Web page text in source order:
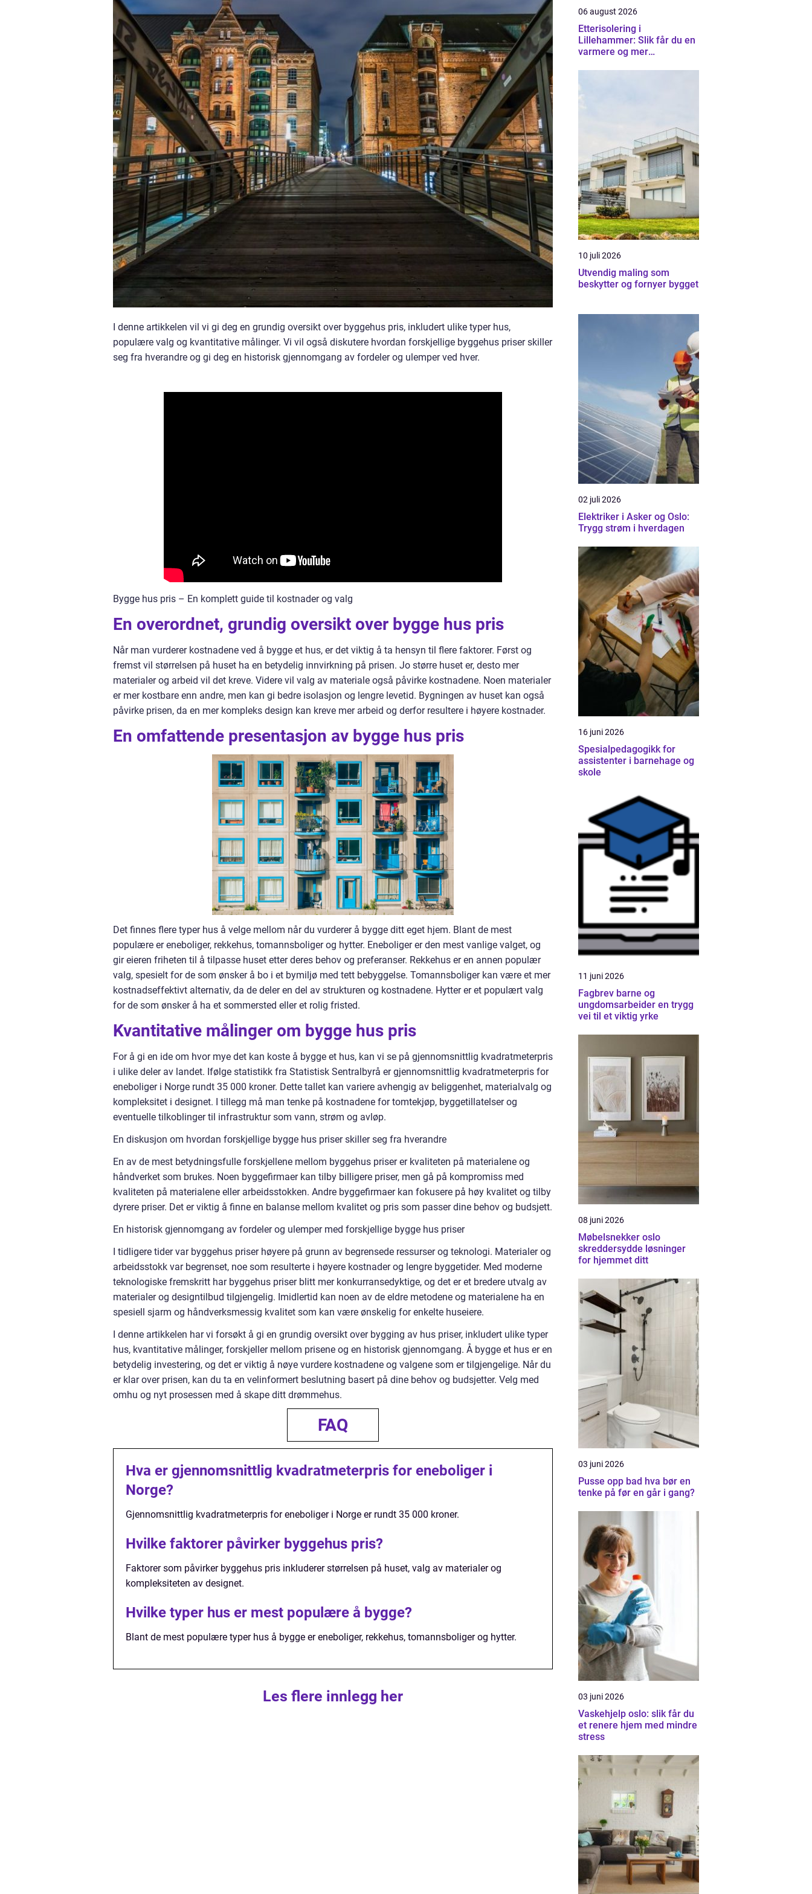
I denne artikkelen vil vi gi deg en grundig oversikt over byggehus pris, inkludert ulike typer hus,
populære valg og kvantitative målinger. Vi vil også diskutere hvordan forskjellige byggehus priser skiller
seg fra hverandre og gi deg en historisk gjennomgang av fordeler og ulemper ved hver.
Bygge hus pris – En komplett guide til kostnader og valg
En overordnet, grundig oversikt over bygge hus pris
Når man vurderer kostnadene ved å bygge et hus, er det viktig å ta hensyn til flere faktorer. Først og
fremst vil størrelsen på huset ha en betydelig innvirkning på prisen. Jo større huset er, desto mer
materialer og arbeid vil det kreve. Videre vil valg av materiale også påvirke kostnadene. Noen materialer
er mer kostbare enn andre, men kan gi bedre isolasjon og lengre levetid. Bygningen av huset kan også
påvirke prisen, da en mer kompleks design kan kreve mer arbeid og derfor resultere i høyere kostnader.
En omfattende presentasjon av bygge hus pris
Det finnes flere typer hus å velge mellom når du vurderer å bygge ditt eget hjem. Blant de mest
populære er eneboliger, rekkehus, tomannsboliger og hytter. Eneboliger er den mest vanlige valget, og
gir eieren friheten til å tilpasse huset etter deres behov og preferanser. Rekkehus er en annen populær
valg, spesielt for de som ønsker å bo i et bymiljø med tett bebyggelse. Tomannsboliger kan være et mer
kostnadseffektivt alternativ, da de deler en del av strukturen og kostnadene. Hytter er et populært valg
for de som ønsker å ha et sommersted eller et rolig fristed.
Kvantitative målinger om bygge hus pris
For å gi en ide om hvor mye det kan koste å bygge et hus, kan vi se på gjennomsnittlig kvadratmeterpris
i ulike deler av landet. Ifølge statistikk fra Statistisk Sentralbyrå er gjennomsnittlig kvadratmeterpris for
eneboliger i Norge rundt 35 000 kroner. Dette tallet kan variere avhengig av beliggenhet, materialvalg og
kompleksitet i designet. I tillegg må man tenke på kostnadene for tomtekjøp, byggetillatelser og
eventuelle tilkoblinger til infrastruktur som vann, strøm og avløp.
En diskusjon om hvordan forskjellige bygge hus priser skiller seg fra hverandre
En av de mest betydningsfulle forskjellene mellom byggehus priser er kvaliteten på materialene og
håndverket som brukes. Noen byggefirmaer kan tilby billigere priser, men gå på kompromiss med
kvaliteten på materialene eller arbeidsstokken. Andre byggefirmaer kan fokusere på høy kvalitet og tilby
dyrere priser. Det er viktig å finne en balanse mellom kvalitet og pris som passer dine behov og budsjett.
En historisk gjennomgang av fordeler og ulemper med forskjellige bygge hus priser
I tidligere tider var byggehus priser høyere på grunn av begrensede ressurser og teknologi. Materialer og
arbeidsstokk var begrenset, noe som resulterte i høyere kostnader og lengre byggetider. Med moderne
teknologiske fremskritt har byggehus priser blitt mer konkurransedyktige, og det er et bredere utvalg av
materialer og designtilbud tilgjengelig. Imidlertid kan noen av de eldre metodene og materialene ha en
spesiell sjarm og håndverksmessig kvalitet som kan være ønskelig for enkelte huseiere.
I denne artikkelen har vi forsøkt å gi en grundig oversikt over bygging av hus priser, inkludert ulike typer
hus, kvantitative målinger, forskjeller mellom prisene og en historisk gjennomgang. Å bygge et hus er en
betydelig investering, og det er viktig å nøye vurdere kostnadene og valgene som er tilgjengelige. Når du
er klar over prisen, kan du ta en velinformert beslutning basert på dine behov og budsjetter. Velg med
omhu og nyt prosessen med å skape ditt drømmehus.
FAQ
Hva er gjennomsnittlig kvadratmeterpris for eneboliger i
Norge?
Gjennomsnittlig kvadratmeterpris for eneboliger i Norge er rundt 35 000 kroner.
Hvilke faktorer påvirker byggehus pris?
Faktorer som påvirker byggehus pris inkluderer størrelsen på huset, valg av materialer og
kompleksiteten av designet.
Hvilke typer hus er mest populære å bygge?
Blant de mest populære typer hus å bygge er eneboliger, rekkehus, tomannsboliger og hytter.
Les flere innlegg her
06 august 2026
Etterisolering i
Lillehammer: Slik får du en
varmere og mer
10 juli 2026
Utvendig maling som
beskytter og fornyer bygget
02 juli 2026
Elektriker i Asker og Oslo:
Trygg strøm i hverdagen
16 juni 2026
Spesialpedagogikk for
assistenter i barnehage og
skole
11 juni 2026
Fagbrev barne og
ungdomsarbeider en trygg
vei til et viktig yrke
08 juni 2026
Møbelsnekker oslo
skreddersydde løsninger
for hjemmet ditt
03 juni 2026
Pusse opp bad hva bør en
tenke på før en går i gang?
03 juni 2026
Vaskehjelp oslo: slik får du
et renere hjem med mindre
stress